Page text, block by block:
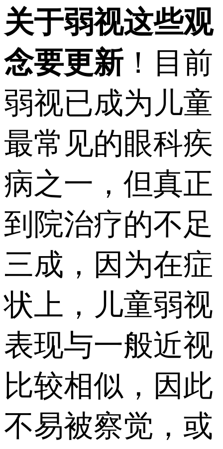
关于弱视这些观
念要更新 ！目前
弱视已成为儿童
最常见的眼科疾
病之一，但真正
到院治疗的不足
三成，因为在症
状上，儿童弱视
表现与一般近视
比较相似，因此
不易被察觉，或